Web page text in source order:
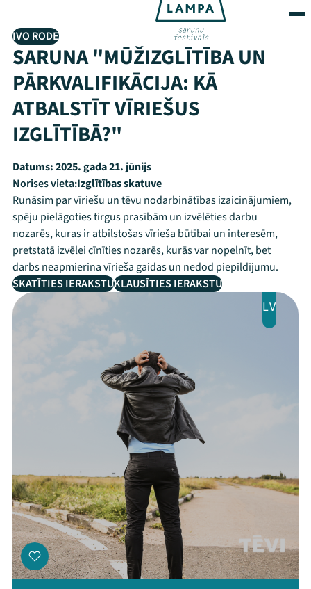
IVO RODE
SARUNA "MŪŽIZGLĪTĪBA UN
PĀRKVALIFIKĀCIJA: KĀ
ATBALSTĪT VĪRIEŠUS
IZGLĪTĪBĀ?"
Datums:2025. gada 21. jūnijs
Norises vieta:Izglītības skatuve
Runāsim par vīriešu un tēvu nodarbinātības izaicinājumiem,
spēju pielāgoties tirgus prasībām un izvēlēties darbu
nozarēs, kuras ir atbilstošas vīrieša būtībai un interesēm,
pretstatā izvēlei cīnīties nozarēs, kurās var nopelnīt, bet
darbs neapmierina vīrieša gaidas un nedod piepildījumu.
SKATĪTIES IERAKSTUKLAUSĪTIES IERAKSTU
LV